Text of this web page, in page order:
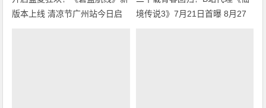
版本上线 清凉节广州站今日启
境传说3》7月21日首曝 8月27